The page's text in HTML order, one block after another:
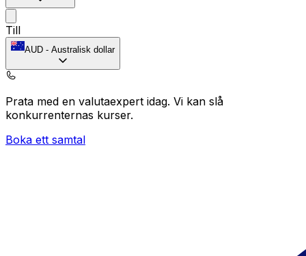
Till
AUD - Australisk dollar
Prata med en valutaexpert idag. Vi kan slå
konkurrenternas kurser.
Boka ett samtal